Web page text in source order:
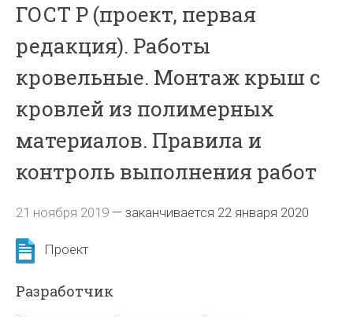
ГОСТ Р (проект, первая
редакция). Работы
кровельные. Монтаж крыш с
кровлей из полимерных
материалов. Правила и
контроль выполнения работ
21 ноября 2019 —заканчивается 22 января 2020
Проект
Разработчик